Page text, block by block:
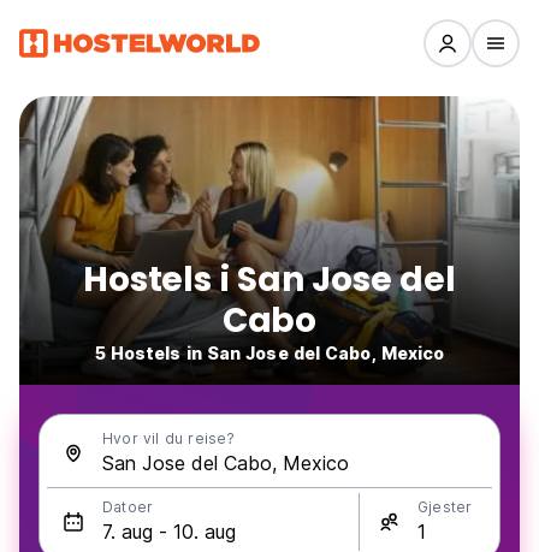
Hostels i San Jose del
Cabo
5 Hostels in San Jose del Cabo, Mexico
Hvor vil du reise?
Datoer Gjester